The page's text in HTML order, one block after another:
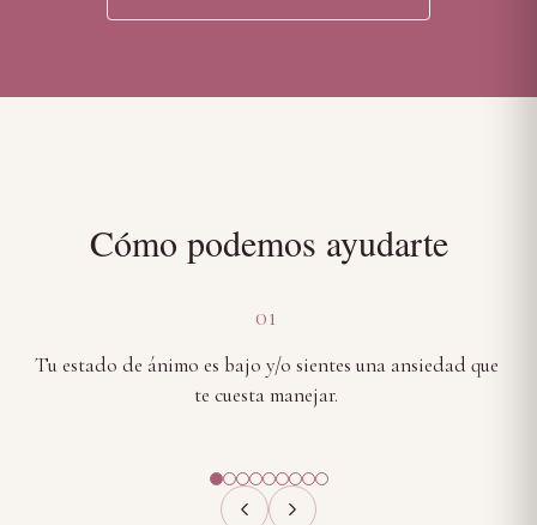
Cómo podemos ayudarte
01
Tu estado de ánimo es bajo y/o sientes una ansiedad que
te cuesta manejar.